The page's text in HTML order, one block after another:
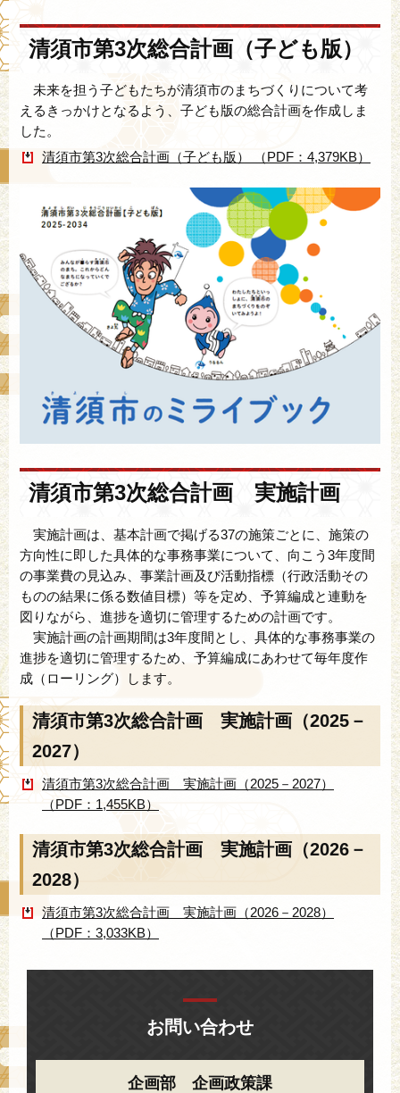
清須市第3次総合計画（子ども版）
未来を担う子どもたちが清須市のまちづくりについて考
えるきっかけとなるよう、子ども版の総合計画を作成しま
した。
清須市第3次総合計画（子ども版） （PDF：4,379KB）
清須市第3次総合計画 実施計画
実施計画は、基本計画で掲げる37の施策ごとに、施策の
方向性に即した具体的な事務事業について、向こう3年度間
の事業費の見込み、事業計画及び活動指標（行政活動その
ものの結果に係る数値目標）等を定め、予算編成と連動を
図りながら、進捗を適切に管理するための計画です。
実施計画の計画期間は3年度間とし、具体的な事務事業の
進捗を適切に管理するため、予算編成にあわせて毎年度作
成（ローリング）します。
清須市第3次総合計画 実施計画（2025－
2027）
清須市第3次総合計画 実施計画（2025－2027）
（PDF：1,455KB）
清須市第3次総合計画 実施計画（2026－
2028）
清須市第3次総合計画 実施計画（2026－2028）
（PDF：3,033KB）
お問い合わせ
企画部 企画政策課